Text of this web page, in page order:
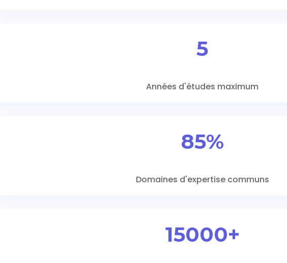
5
Années d'études maximum
85%
Domaines d'expertise communs
15000+